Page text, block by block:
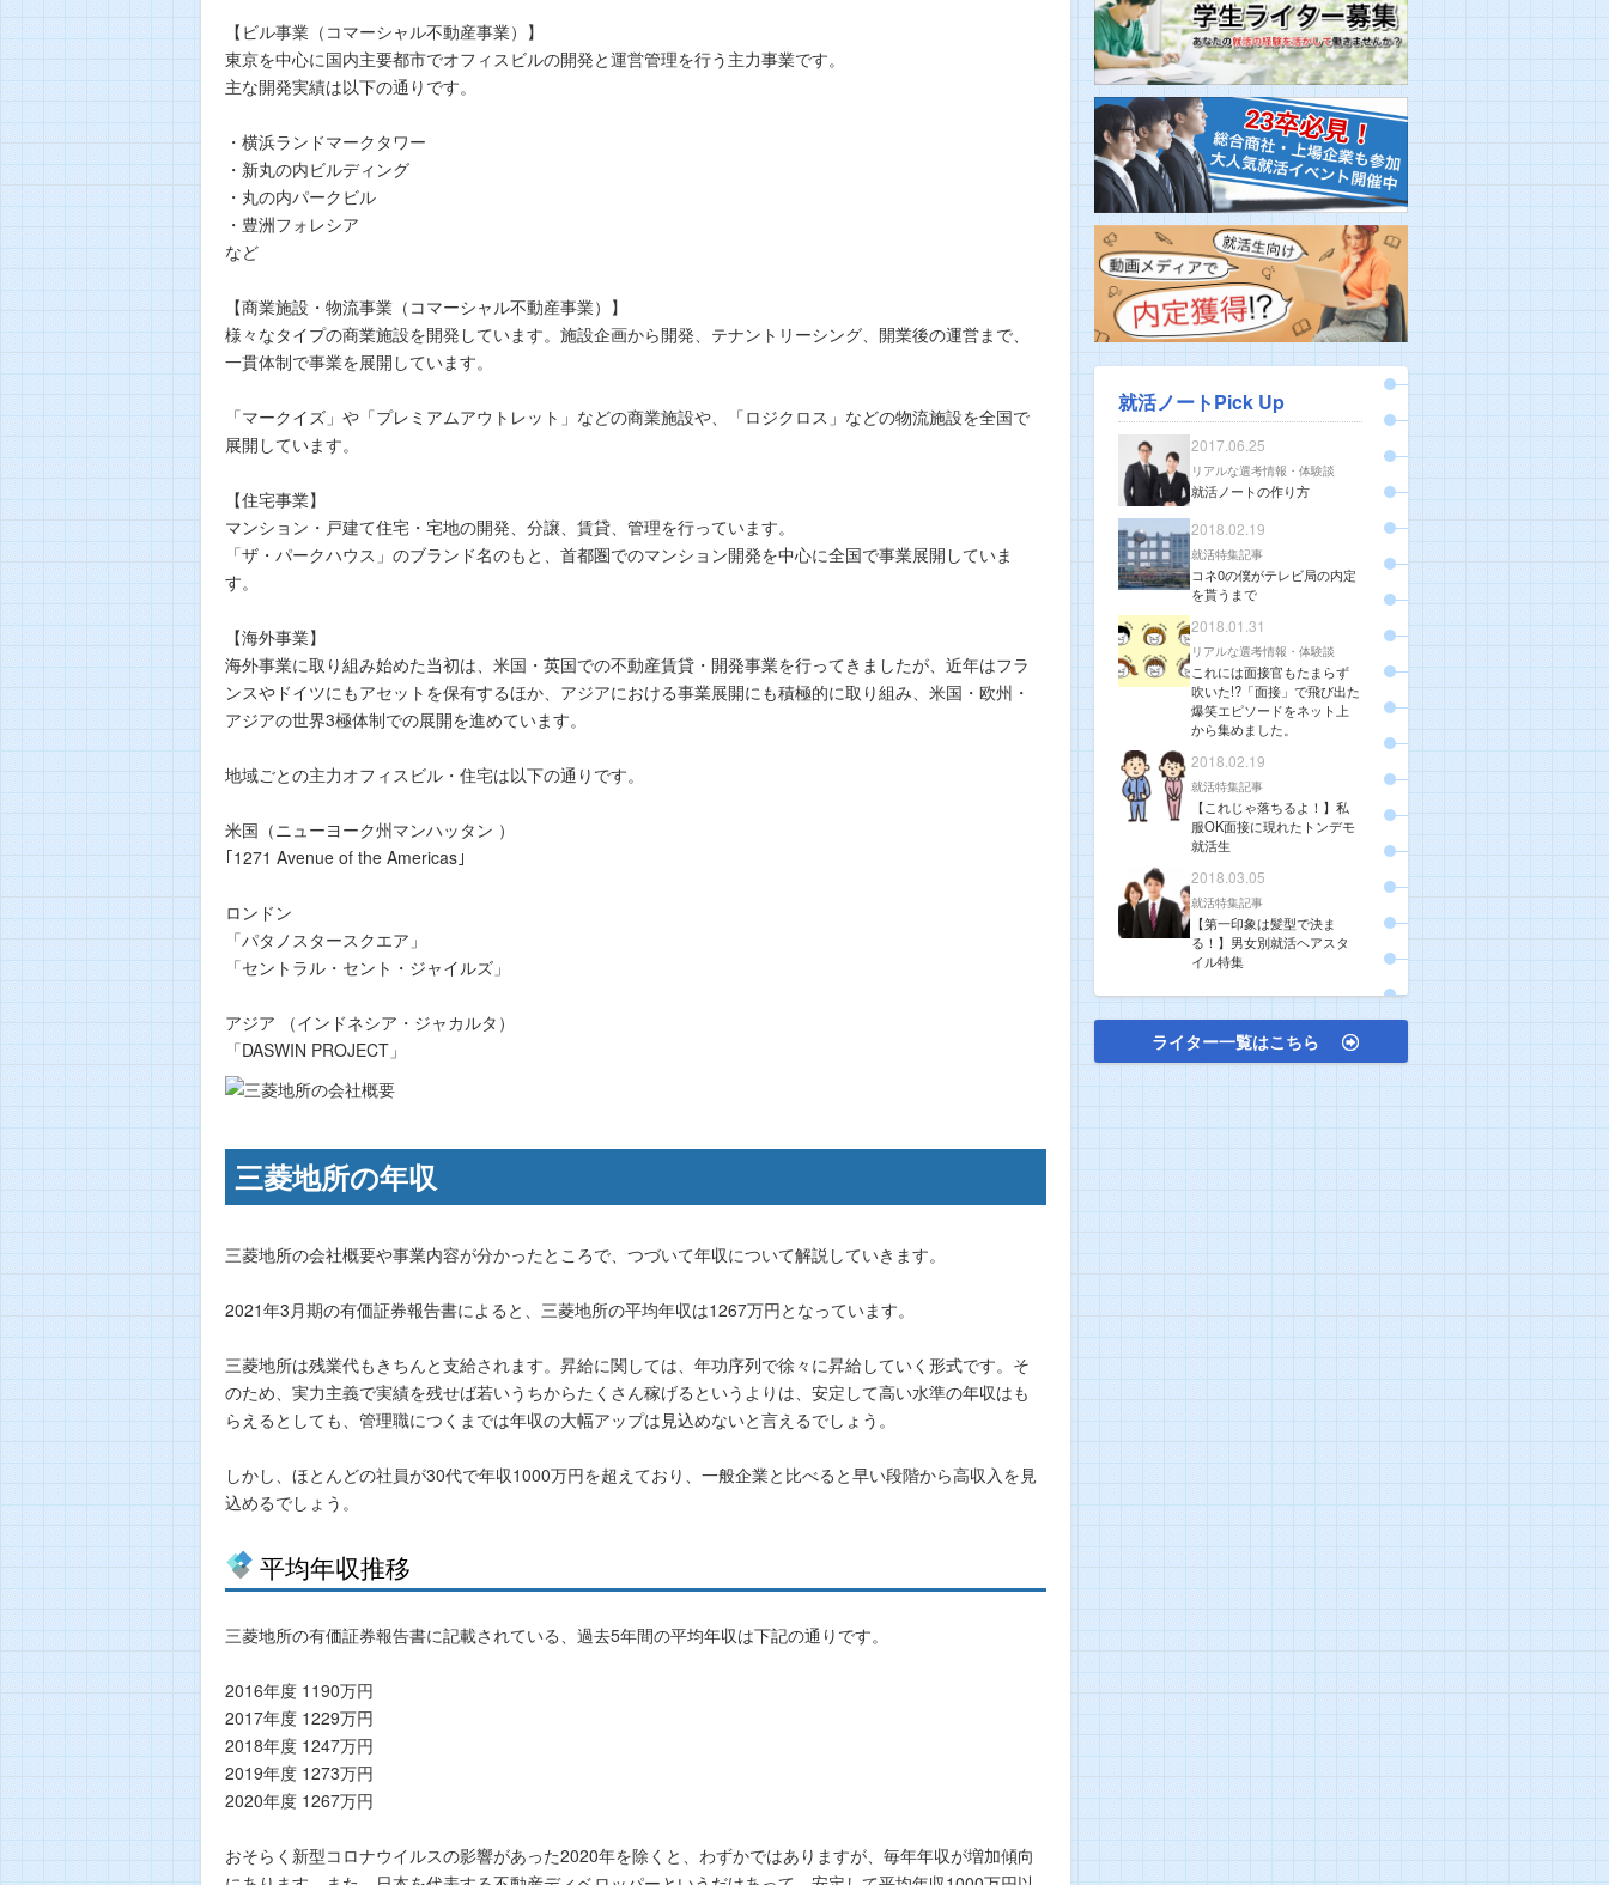
【ビル事業（コマーシャル不動産事業）】
東京を中心に国内主要都市でオフィスビルの開発と運営管理を行う主力事業です。
主な開発実績は以下の通りです。
・横浜ランドマークタワー
・新丸の内ビルディング
・丸の内パークビル
・豊洲フォレシア
など
【商業施設・物流事業（コマーシャル不動産事業）】
様々なタイプの商業施設を開発しています。施設企画から開発、テナントリーシング、開業後の運営まで、
一貫体制で事業を展開しています。
「マークイズ」や「プレミアムアウトレット」などの商業施設や、「ロジクロス」などの物流施設を全国で
展開しています。
【住宅事業】
マンション・戸建て住宅・宅地の開発、分譲、賃貸、管理を行っています。
「ザ・パークハウス」のブランド名のもと、首都圏でのマンション開発を中心に全国で事業展開していま
す。
【海外事業】
海外事業に取り組み始めた当初は、米国・英国での不動産賃貸・開発事業を行ってきましたが、近年はフラ
ンスやドイツにもアセットを保有するほか、アジアにおける事業展開にも積極的に取り組み、米国・欧州・
アジアの世界3極体制での展開を進めています。
地域ごとの主力オフィスビル・住宅は以下の通りです。
米国（ニューヨーク州マンハッタン ）
｢1271 Avenue of the Americas｣
ロンドン
「パタノスタースクエア」
「セントラル・セント・ジャイルズ」
アジア （インドネシア・ジャカルタ）
「DASWIN PROJECT」
三菱地所の年収
三菱地所の会社概要や事業内容が分かったところで、つづいて年収について解説していきます。
2021年3月期の有価証券報告書によると、三菱地所の平均年収は1267万円となっています。
三菱地所は残業代もきちんと支給されます。昇給に関しては、年功序列で徐々に昇給していく形式です。そ
のため、実力主義で実績を残せば若いうちからたくさん稼げるというよりは、安定して高い水準の年収はも
らえるとしても、管理職につくまでは年収の大幅アップは見込めないと言えるでしょう。
しかし、ほとんどの社員が30代で年収1000万円を超えており、一般企業と比べると早い段階から高収入を見
込めるでしょう。
平均年収推移
三菱地所の有価証券報告書に記載されている、過去5年間の平均年収は下記の通りです。
2016年度 1190万円
2017年度 1229万円
2018年度 1247万円
2019年度 1273万円
2020年度 1267万円
おそらく新型コロナウイルスの影響があった2020年を除くと、わずかではありますが、毎年年収が増加傾向
就活ノートPick Up
2017.06.25
リアルな選考情報・体験談
就活ノートの作り方
2018.02.19
就活特集記事
コネ0の僕がテレビ局の内定
を貰うまで
2018.01.31
リアルな選考情報・体験談
これには面接官もたまらず
吹いた!?「面接」で飛び出た
爆笑エピソードをネット上
から集めました。
2018.02.19
就活特集記事
【これじゃ落ちるよ！】私
服OK面接に現れたトンデモ
就活生
2018.03.05
就活特集記事
【第一印象は髪型で決ま
る！】男女別就活ヘアスタ
イル特集
ライター一覧はこちら